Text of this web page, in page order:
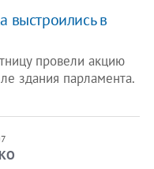
выстроились в
провели акцию
здания парламента.